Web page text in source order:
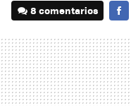
8 comentarios